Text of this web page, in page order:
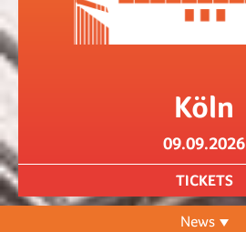
Köln
09.09.2026
TICKETS
News